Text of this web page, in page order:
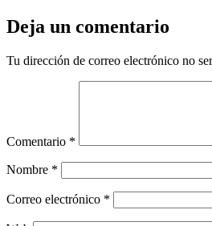
Deja un comentario
Tu dirección de correo electrónico no
Comentario *
Nombre *
Correo electrónico *